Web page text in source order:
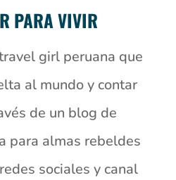
PARA VIVIR
girl peruana que
al mundo y contar
de un blog de
para almas rebeldes
sociales y canal